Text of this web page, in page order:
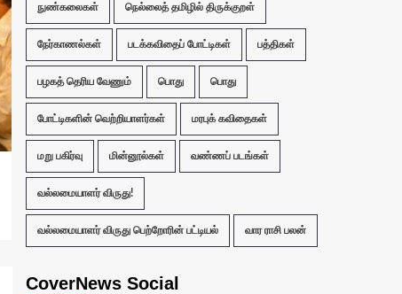
நுண்கலைகள் நெல்லைத் தமிழில் திருக்குறள்
நேர்காணல்கள் படக்கவிதைப் போட்டிகள் பத்திகள்
பழகத் தெரிய வேணும் பொது பொது
போட்டிகளின் வெற்றியாளர்கள் மரபுக் கவிதைகள்
மறு பகிர்வு மின்னூல்கள் வண்ணப் படங்கள்
வல்லமையாளர் விருது!
வல்லமையாளர் விருது பெற்றோரின் பட்டியல் வார ராசி பலன்
CoverNews Social